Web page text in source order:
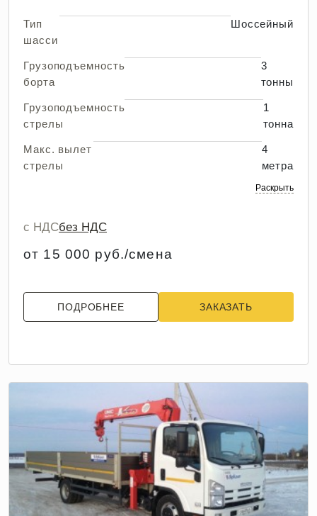
Тип
шасси
Шоссейный
Грузоподъемность
борта
3
тонны
Грузоподъемность
стрелы
1
тонна
Макс. вылет
стрелы
4
метра
Раскрыть
с НДСбез НДС
от 15 000 руб./смена
ПОДРОБНЕЕ ЗАКАЗАТЬ